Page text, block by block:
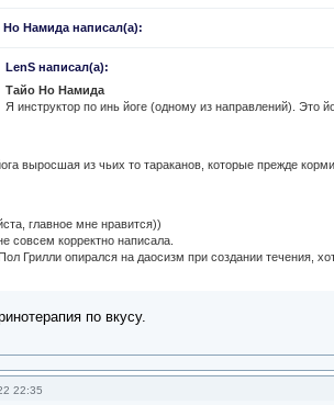
Но Намида написал(а):
LenS написал(а):
Тайо Но Намида
Я инструктор по инь йоге (одному из направлений). Это
выросшая из чьих то тараканов, которые прежде
главное мне нравится))
совсем корректно написала.
Грилли опирался на даосизм при создании течения,
по вкусу.
22:35